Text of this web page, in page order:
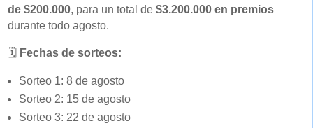
de $200.000, para un total de$3.200.000 en premios
durante todo agosto.
🗓️ Fechas de sorteos:
Sorteo 1: 8 de agosto
Sorteo 2: 15 de agosto
Sorteo 3: 22 de agosto